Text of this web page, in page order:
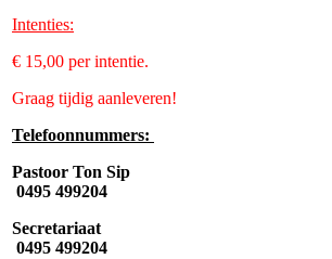
Intenties:
€ 15,00 per intentie.
Graag tijdig aanleveren!
Telefoonnummers:
Pastoor Ton Sip
0495 499204
Secretariaat
0495 499204